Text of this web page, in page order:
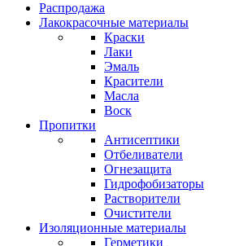
Распродажа
Лакокрасочные материалы
Краски
Лаки
Эмаль
Красители
Масла
Воск
Пропитки
Антисептики
Отбеливатели
Огнезащита
Гидрофобизаторы
Растворители
Очистители
Изоляционные материалы
Герметики